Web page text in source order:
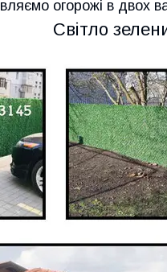
огорожі в двох
Світло